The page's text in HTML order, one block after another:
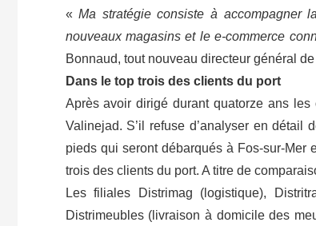
«Ma stratégie consiste à accompagner
nouveaux magasins et le e-commerce
Bonnaud, tout nouveau directeur général
Dans le top trois des clients du port
Après avoir dirigé durant quatorze ans
Valinejad. S’il refuse d’analyser en
pieds qui seront débarqués à Fos-sur-
trois des clients du port. A titre de
Les filiales Distrimag (logistique),
Distrimeubles (livraison à domicile des